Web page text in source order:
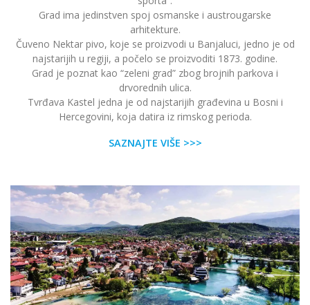
Grad ima jedinstven spoj osmanske i austrougarske
arhitekture.
Čuveno Nektar pivo, koje se proizvodi u Banjaluci, jedno je od
najstarijih u regiji, a počelo se proizvoditi 1873. godine.
Grad je poznat kao “zeleni grad” zbog brojnih parkova i
drvorednih ulica.
Tvrđava Kastel jedna je od najstarijih građevina u Bosni i
Hercegovini, koja datira iz rimskog perioda.
SAZNAJTE VIŠE >>>